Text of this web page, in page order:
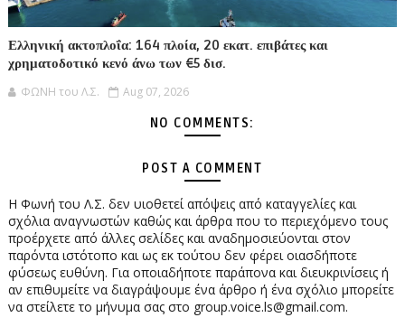
Ελληνική ακτοπλοΐα: 164 πλοία, 20 εκατ. επιβάτες και
χρηματοδοτικό κενό άνω των €5 δισ.
ΦΩΝΗ του Λ.Σ. Aug 07, 2026
NO COMMENTS:
POST A COMMENT
Η Φωνή του Λ.Σ. δεν υιοθετεί απόψεις από καταγγελίες και
σχόλια αναγνωστών καθώς και άρθρα που το περιεχόμενο τους
προέρχετε από άλλες σελίδες και αναδημοσιεύονται στον
παρόντα ιστότοπο και ως εκ τούτου δεν φέρει οιασδήποτε
φύσεως ευθύνη. Για οποιαδήποτε παράπονα και διευκρινίσεις ή
αν επιθυμείτε να διαγράψουμε ένα άρθρο ή ένα σχόλιο μπορείτε
να στείλετε το μήνυμα σας στο group.voice.ls@gmail.com.